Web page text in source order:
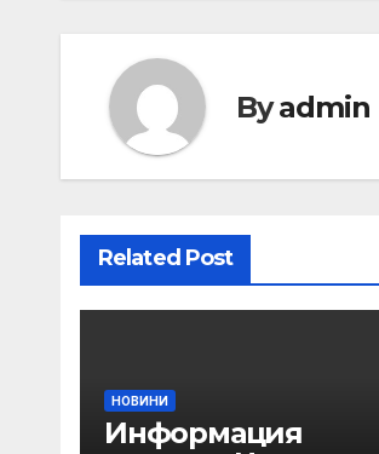
Byadmin
Related Post
НОВИНИ
Информация